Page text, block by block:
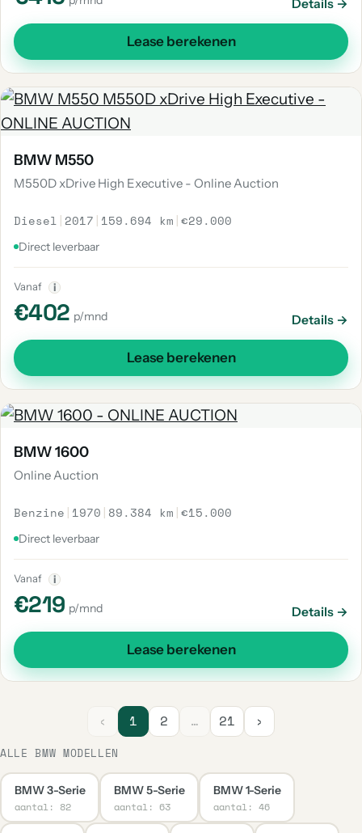
Details →
Lease berekenen
BMW M550
M550D xDrive High Executive - Online Auction
Diesel | 2017 | 159.694 km |€29.000
Direct leverbaar
Vanaf i
€402 p/mnd Details →
Lease berekenen
BMW 1600
Online Auction
Benzine | 1970 | 89.384 km |€15.000
Direct leverbaar
Vanaf i
€219 p/mnd Details →
Lease berekenen
‹ 1 2 … 21 ›
ALLE BMW MODELLEN
BMW 3-Serie
aantal: 82
BMW 5-Serie
aantal: 63
BMW 1-Serie
aantal: 46